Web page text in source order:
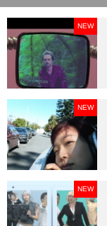
NEW
NEW
NEW